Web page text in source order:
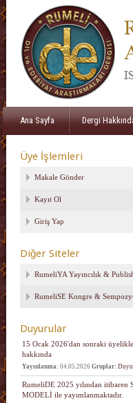
Ana Sayfa Dergi
Üye İşlemleri
Makale Gönder
Kayıt Ol
Giriş Yap
Diğer Siteler
RumeliYA Yayıncılık &
RumeliSE Kongre &
Duyurular
15 Ocak 2026'dan sonraki
hakkında
Yayınlanma: 04.05.2026 Gruplar:
RumeliDE 2025 yılından
MODELİ ile yayımlanmaktadır.